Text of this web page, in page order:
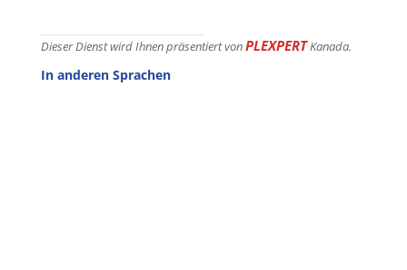
Dieser Dienst wird Ihnen präsentiert vonPLEXPERTKanada.
In anderen Sprachen